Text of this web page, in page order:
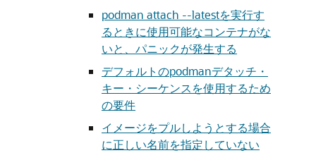
podman attach --latestを実行す
るときに使用可能なコンテナがな
いと、パニックが発生する
デフォルトのpodmanデタッチ・
キー・シーケンスを使用するため
の要件
イメージをプルしようとする場合
に正しい名前を指定していない